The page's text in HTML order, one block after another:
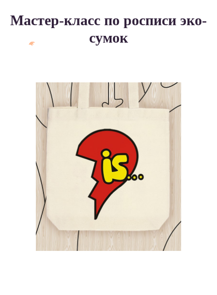
Мастер-класс по росписи эко-
сумок